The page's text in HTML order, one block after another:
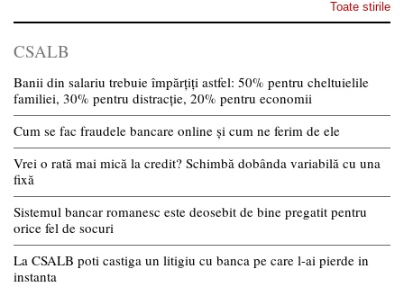
Toate stirile
CSALB
Banii din salariu trebuie împărțiți astfel: 50% pentru cheltuielile
familiei, 30% pentru distracție, 20% pentru economii
Cum se fac fraudele bancare online și cum ne ferim de ele
Vrei o rată mai mică la credit? Schimbă dobânda variabilă cu una
fixă
Sistemul bancar romanesc este deosebit de bine pregatit pentru
orice fel de socuri
La CSALB poti castiga un litigiu cu banca pe care l-ai pierde in
instanta